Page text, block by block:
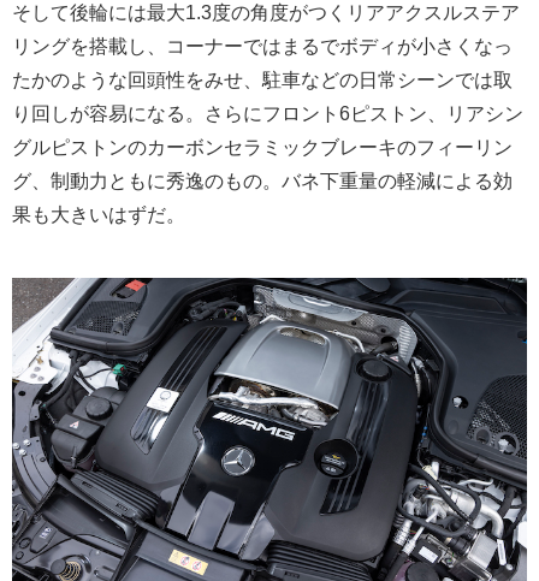
そして後輪には最大1.3度の角度がつくリアアクスルステア
リングを搭載し、コーナーではまるでボディが小さくなっ
たかのような回頭性をみせ、駐車などの日常シーンでは取
り回しが容易になる。さらにフロント6ピストン、リアシン
グルピストンのカーボンセラミックブレーキのフィーリン
グ、制動力ともに秀逸のもの。バネ下重量の軽減による効
果も大きいはずだ。